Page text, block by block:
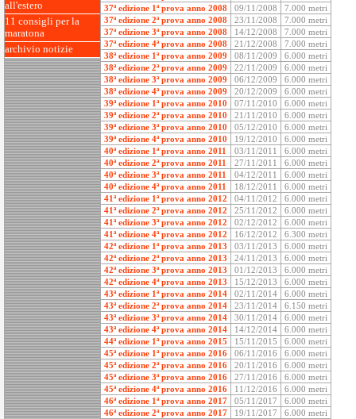
all'estero
11 consigli per la
maratona
archivio notizie
37ª edizione 1ª prova anno 2008
09/11/2008
7.000 metri
37ª edizione 2ª prova anno 2008
23/11/2008
7.000 metri
37ª edizione 3ª prova anno 2008
14/12/2008
7.000 metri
37ª edizione 4ª prova anno 2008
21/12/2008
7.000 metri
38ª edizione 1ª prova anno 2009
08/11/2009
6.000 metri
38ª edizione 2ª prova anno 2009
22/11/2009
6.000 metri
38ª edizione 3ª prova anno 2009
06/12/2009
6.000 metri
38ª edizione 4ª prova anno 2009
20/12/2009
6.000 metri
39ª edizione 1ª prova anno 2010
07/11/2010
6.000 metri
39ª edizione 2ª prova anno 2010
21/11/2010
6.000 metri
39ª edizione 3ª prova anno 2010
05/12/2010
6.000 metri
39ª edizione 4ª prova anno 2010
19/12/2010
6.000 metri
40ª edizione 1ª prova anno 2011
03/11/2011
6.000 metri
40ª edizione 2ª prova anno 2011
27/11/2011
6.000 metri
40ª edizione 3ª prova anno 2011
04/12/2011
6.000 metri
40ª edizione 4ª prova anno 2011
18/12/2011
6.000 metri
41ª edizione 1ª prova anno 2012
04/11/2012
6.000 metri
41ª edizione 2ª prova anno 2012
25/11/2012
6.000 metri
41ª edizione 3ª prova anno 2012
02/12/2012
6.000 metri
41ª edizione 4ª prova anno 2012
16/12/2012
6.300 metri
42ª edizione 1ª prova anno 2013
03/11/2013
6.000 metri
42ª edizione 2ª prova anno 2013
24/11/2013
6.000 metri
42ª edizione 3ª prova anno 2013
01/12/2013
6.000 metri
42ª edizione 4ª prova anno 2013
15/12/2013
6.000 metri
43ª edizione 1ª prova anno 2014
02/11/2014
6.000 metri
43ª edizione 2ª prova anno 2014
23/11/2014
6.150 metri
43ª edizione 3ª prova anno 2014
30/11/2014
6.000 metri
43ª edizione 4ª prova anno 2014
14/12/2014
6.000 metri
44ª edizione 1ª prova anno 2015
15/11/2015
6.000 metri
45ª edizione 1ª prova anno 2016
06/11/2016
6.000 metri
45ª edizione 2ª prova anno 2016
20/11/2016
6.000 metri
45ª edizione 3ª prova anno 2016
27/11/2016
6.000 metri
45ª edizione 4ª prova anno 2016
11/12/2016
6.000 metri
46ª edizione 1ª prova anno 2017
05/11/2017
6.000 metri
46ª edizione 2ª prova anno 2017
19/11/2017
6.000 metri